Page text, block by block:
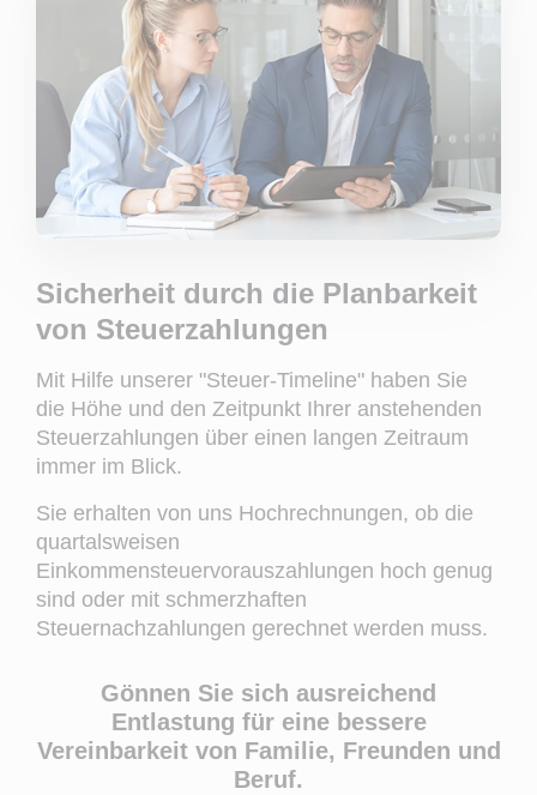
Sicherheit durch die Planbarkeit
von Steuerzahlungen
Mit Hilfe unserer "Steuer-Timeline" haben Sie
die Höhe und den Zeitpunkt Ihrer anstehenden
Steuerzahlungen über einen langen Zeitraum
immer im Blick.
Sie erhalten von uns Hochrechnungen, ob die
quartalsweisen
Einkommensteuervorauszahlungen hoch genug
sind oder mit schmerzhaften
Steuernachzahlungen gerechnet werden muss.
Gönnen Sie sich ausreichend
Entlastung für eine bessere
Vereinbarkeit von Familie, Freunden und
Beruf.